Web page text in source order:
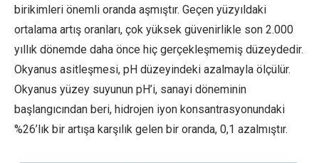
birikimleri önemli oranda aşmıştır. Geçen yüzyıldaki
ortalama artış oranları, çok yüksek güvenirlikle son 2.000
yıllık dönemde daha önce hiç gerçekleşmemiş düzeydedir.
Okyanus asitleşmesi, pH düzeyindeki azalmayla ölçülür.
Okyanus yüzey suyunun pH’i, sanayi döneminin
başlangıcından beri, hidrojen iyon konsantrasyonundaki
%26’lık bir artışa karşılık gelen bir oranda, 0,1 azalmıştır.